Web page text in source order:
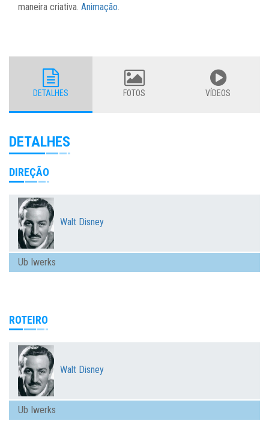
maneira criativa. Animação
DETALHES FOTOS VÍDEOS
DETALHES
DIREÇÃO
Walt Disney
Ub Iwerks
ROTEIRO
Walt Disney
Ub Iwerks